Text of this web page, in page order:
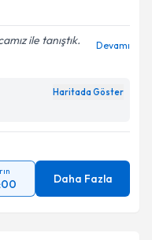
ile tanıştık.
Devamı
Haritada Göster
Daha Fazla